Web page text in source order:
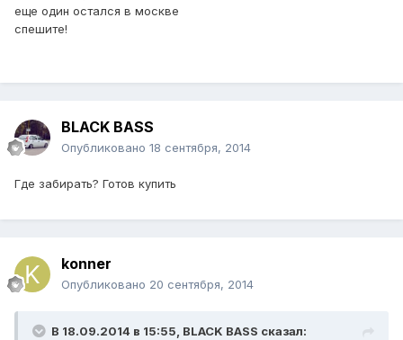
еще один остался в москве
спешите!
BLACK BASS
Опубликовано 18 сентября, 2014
Где забирать? Готов купить
konner
Опубликовано 20 сентября, 2014
В 18.09.2014 в 15:55, BLACK BASS сказал: